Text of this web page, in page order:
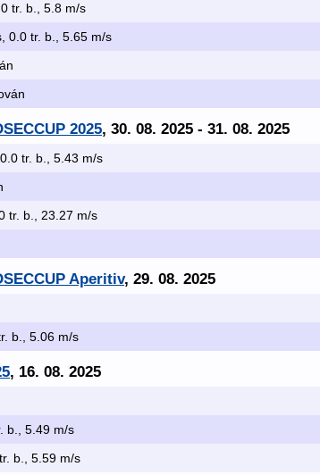
tr. b., 5.8 m/s
0.0 tr. b., 5.65 m/s
2025, 30. 08. 2025 - 31. 08. 2025
tr. b., 5.43 m/s
tr. b., 23.27 m/s
Aperitiv, 29. 08. 2025
b., 5.06 m/s
, 16. 08. 2025
b., 5.49 m/s
b., 5.59 m/s